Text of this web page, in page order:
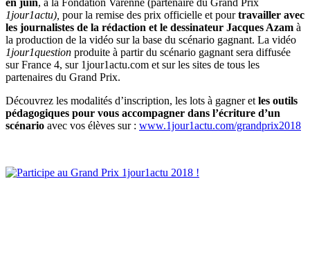
en juin, à la Fondation Varenne (partenaire du Grand Prix
1jour1actu), pour la remise des prix officielle et pourtravailler avec
les journalistes de la rédaction et le dessinateur Jacques Azam à
la production de la vidéo sur la base du scénario gagnant. La vidéo
1jour1question produite à partir du scénario gagnant sera diffusée
sur France 4, sur 1jour1actu.com et sur les sites de tous les
partenaires du Grand Prix.
Découvrez les modalités d’inscription, les lots à gagner etles outils
pédagogiques pour vous accompagner dans l’écriture d’un
scénario avec vos élèves sur : www.1jour1actu.com/grandprix2018